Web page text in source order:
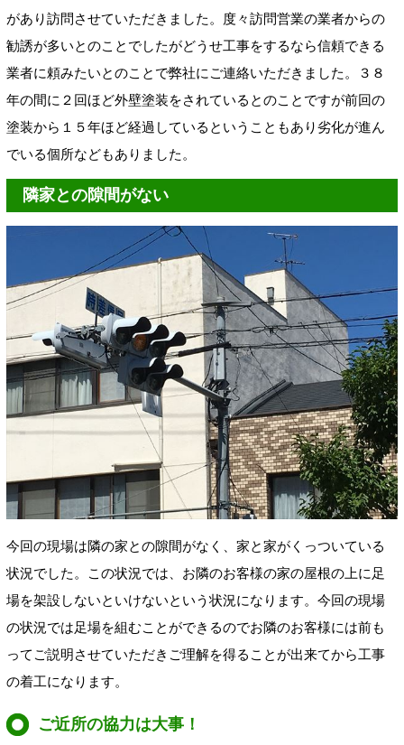
があり訪問させていただきました。度々訪問営業の業者からの
勧誘が多いとのことでしたがどうせ工事をするなら信頼できる
業者に頼みたいとのことで弊社にご連絡いただきました。３８
年の間に２回ほど外壁塗装をされているとのことですが前回の
塗装から１５年ほど経過しているということもあり劣化が進ん
でいる個所などもありました。
隣家との隙間がない
今回の現場は隣の家との隙間がなく、家と家がくっついている
状況でした。この状況では、お隣のお客様の家の屋根の上に足
場を架設しないといけないという状況になります。今回の現場
の状況では足場を組むことができるのでお隣のお客様には前も
ってご説明させていただきご理解を得ることが出来てから工事
の着工になります。
ご近所の協力は大事！